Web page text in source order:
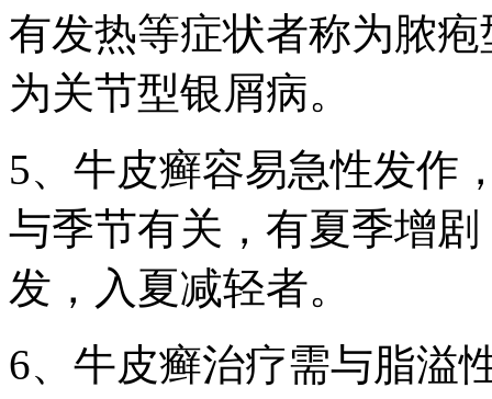
有发热等症状者称为脓
为关节型银屑病。
5、牛皮癣容易急性发作
与季节有关，有夏季增
发，入夏减轻者。
6、牛皮癣治疗需与脂溢